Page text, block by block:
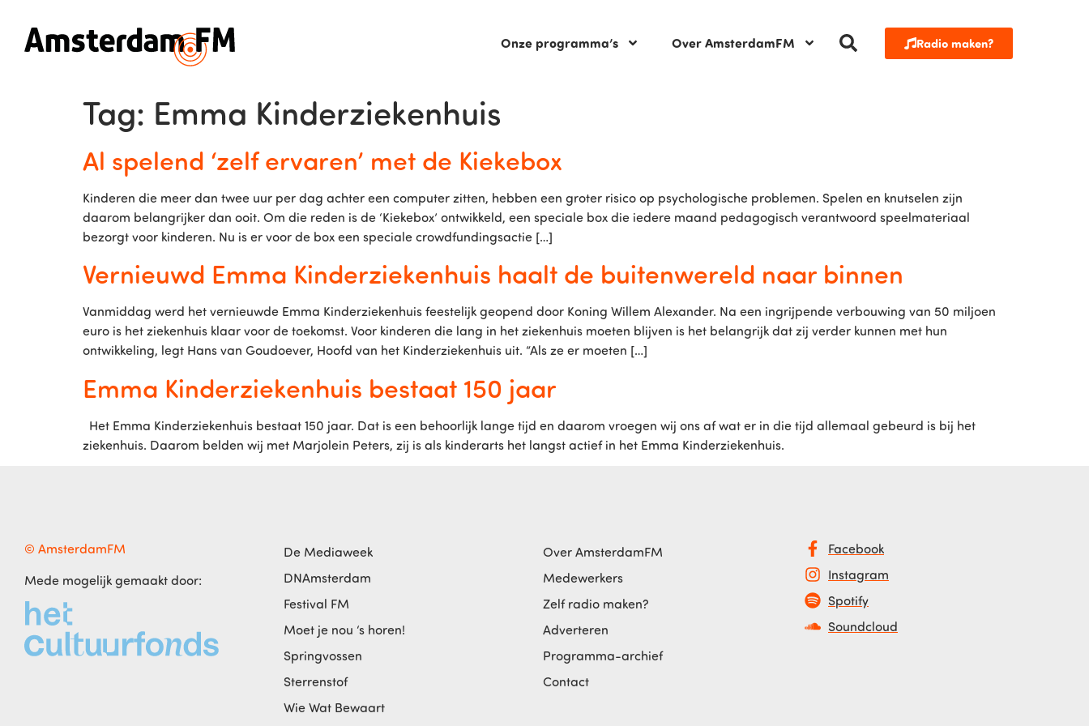
Onze programma’s Over AmsterdamFM Radio maken?
Tag: Emma Kinderziekenhuis
Al spelend ‘zelf ervaren’ met de Kiekebox
Kinderen die meer dan twee uur per dag achter een computer zitten, hebben een groter risico op psychologische problemen. Spelen en knutselen zijn
daarom belangrijker dan ooit. Om die reden is de ‘Kiekebox’ ontwikkeld, een speciale box die iedere maand pedagogisch verantwoord speelmateriaal
bezorgt voor kinderen. Nu is er voor de box een speciale crowdfundingsactie […]
Vernieuwd Emma Kinderziekenhuis haalt de buitenwereld naar binnen
Vanmiddag werd het vernieuwde Emma Kinderziekenhuis feestelijk geopend door Koning Willem Alexander. Na een ingrijpende verbouwing van 50 miljoen
euro is het ziekenhuis klaar voor de toekomst. Voor kinderen die lang in het ziekenhuis moeten blijven is het belangrijk dat zij verder kunnen met hun
ontwikkeling, legt Hans van Goudoever, Hoofd van het Kinderziekenhuis uit. “Als ze er moeten […]
Emma Kinderziekenhuis bestaat 150 jaar
Het Emma Kinderziekenhuis bestaat 150 jaar. Dat is een behoorlijk lange tijd en daarom vroegen wij ons af wat er in die tijd allemaal gebeurd is bij het
ziekenhuis. Daarom belden wij met Marjolein Peters, zij is als kinderarts het langst actief in het Emma Kinderziekenhuis.
© AmsterdamFM
Mede mogelijk gemaakt door:
De Mediaweek
DNAmsterdam
Festival FM
Moet je nou ‘s horen!
Springvossen
Sterrenstof
Wie Wat Bewaart
Over AmsterdamFM
Medewerkers
Zelf radio maken?
Adverteren
Programma-archief
Contact
Facebook
Instagram
Spotify
Soundcloud